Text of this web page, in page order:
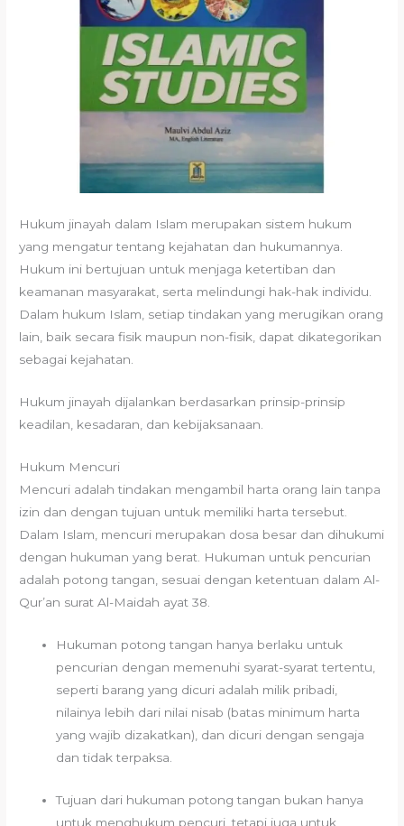
Hukum jinayah dalam Islam merupakan sistem hukum
yang mengatur tentang kejahatan dan hukumannya.
Hukum ini bertujuan untuk menjaga ketertiban dan
keamanan masyarakat, serta melindungi hak-hak individu.
Dalam hukum Islam, setiap tindakan yang merugikan orang
lain, baik secara fisik maupun non-fisik, dapat dikategorikan
sebagai kejahatan.
Hukum jinayah dijalankan berdasarkan prinsip-prinsip
keadilan, kesadaran, dan kebijaksanaan.
Hukum Mencuri
Mencuri adalah tindakan mengambil harta orang lain tanpa
izin dan dengan tujuan untuk memiliki harta tersebut.
Dalam Islam, mencuri merupakan dosa besar dan dihukumi
dengan hukuman yang berat. Hukuman untuk pencurian
adalah potong tangan, sesuai dengan ketentuan dalam Al-
Qur’an surat Al-Maidah ayat 38.
Hukuman potong tangan hanya berlaku untuk
pencurian dengan memenuhi syarat-syarat tertentu,
seperti barang yang dicuri adalah milik pribadi,
nilainya lebih dari nilai nisab (batas minimum harta
yang wajib dizakatkan), dan dicuri dengan sengaja
dan tidak terpaksa.
Tujuan dari hukuman potong tangan bukan hanya
untuk menghukum pencuri, tetapi juga untuk